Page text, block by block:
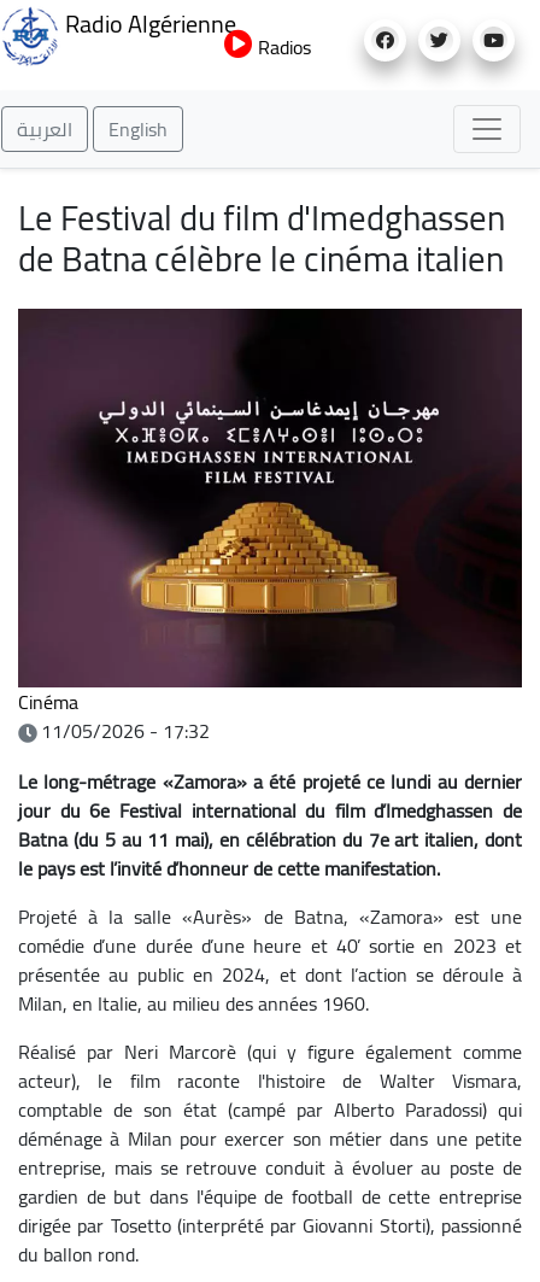
au
Radio Algérienne
Radios
العربية English
Le Festival du film d'Imedghassen
de Batna célèbre le cinéma italien
Cinéma
11/05/2026 - 17:32
Le long-métrage «Zamora» a été projeté ce lundi au dernier
jour du 6e Festival international du film d’Imedghassen de
Batna (du 5 au 11 mai), en célébration du 7e art italien, dont
le pays est l’invité d’honneur de cette manifestation.
Projeté à la salle «Aurès» de Batna, «Zamora» est une
comédie d’une durée d’une heure et 40’ sortie en 2023 et
présentée au public en 2024, et dont l’action se déroule à
Milan, en Italie, au milieu des années 1960.
Réalisé par Neri Marcorè (qui y figure également comme
acteur), le film raconte l'histoire de Walter Vismara,
comptable de son état (campé par Alberto Paradossi) qui
déménage à Milan pour exercer son métier dans une petite
entreprise, mais se retrouve conduit à évoluer au poste de
gardien de but dans l'équipe de football de cette entreprise
dirigée par Tosetto (interprété par Giovanni Storti), passionné
du ballon rond.